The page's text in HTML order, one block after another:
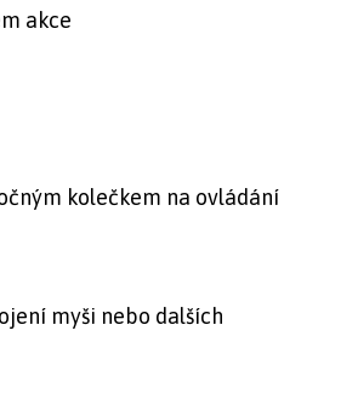
akce
kolečkem na ovládání
myši nebo dalších